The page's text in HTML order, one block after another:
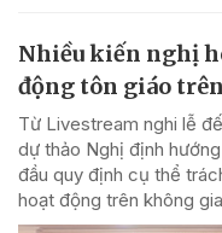
Nhiều kiến nghị
động tôn giáo
Từ Livestream nghi lễ
dự thảo Nghị định
đầu quy định cụ thể
hoạt động trên không